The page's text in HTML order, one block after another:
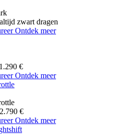
zwart dragen
Ontdek meer
€
Ontdek meer
€
Ontdek meer